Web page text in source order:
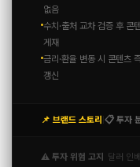
없음
수치·출처 교차 검증 후 콘
게재
금리·환율 변동 시 콘텐츠
갱신
📌 브랜드 스토리 📋 투자
⚠️ 투자 위험 고지
달러 인